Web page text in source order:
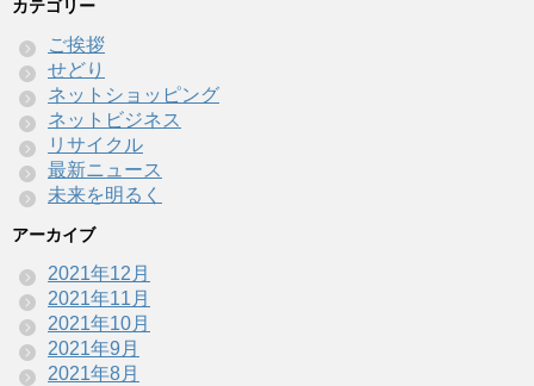
カテゴリー
ご挨拶
せどり
ネットショッピング
ネットビジネス
リサイクル
最新ニュース
未来を明るく
アーカイブ
2021年12月
2021年11月
2021年10月
2021年9月
2021年8月